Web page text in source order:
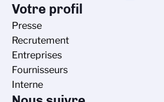
Votre profil
Presse
Recrutement
Entreprises
Fournisseurs
Interne